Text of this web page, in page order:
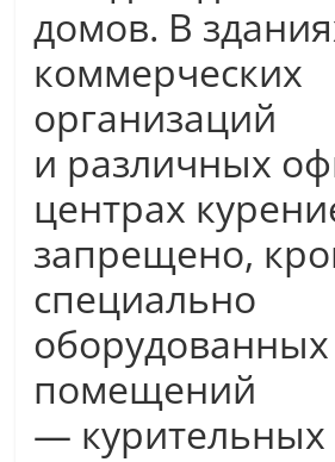
домов. В
коммерческих
организаций
и различных
центрах
запрещено,
специально
оборудованных
помещений
— курительных